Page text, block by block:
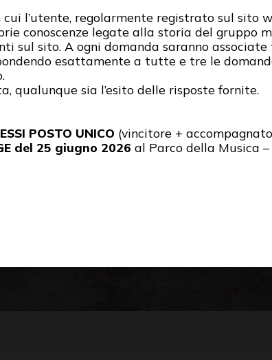
l’utente, regolarmente registrato sul sito
conoscenze legate alla storia del gruppo
sul sito. A ogni domanda saranno
esattamente a tutte e tre le
qualunque sia l’esito delle risposte fornite.
POSTO UNICO (vincitore +
del 25 giugno 2026 al Parco della Musica –